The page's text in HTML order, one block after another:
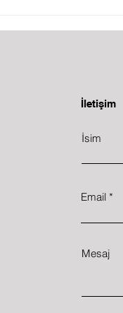
İletişim
İsim
Email
Mesaj